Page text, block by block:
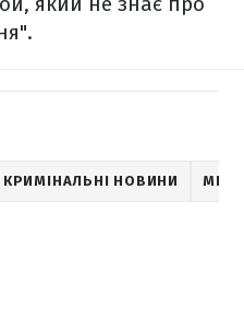
КРИМІНАЛЬНІ НОВИНИ